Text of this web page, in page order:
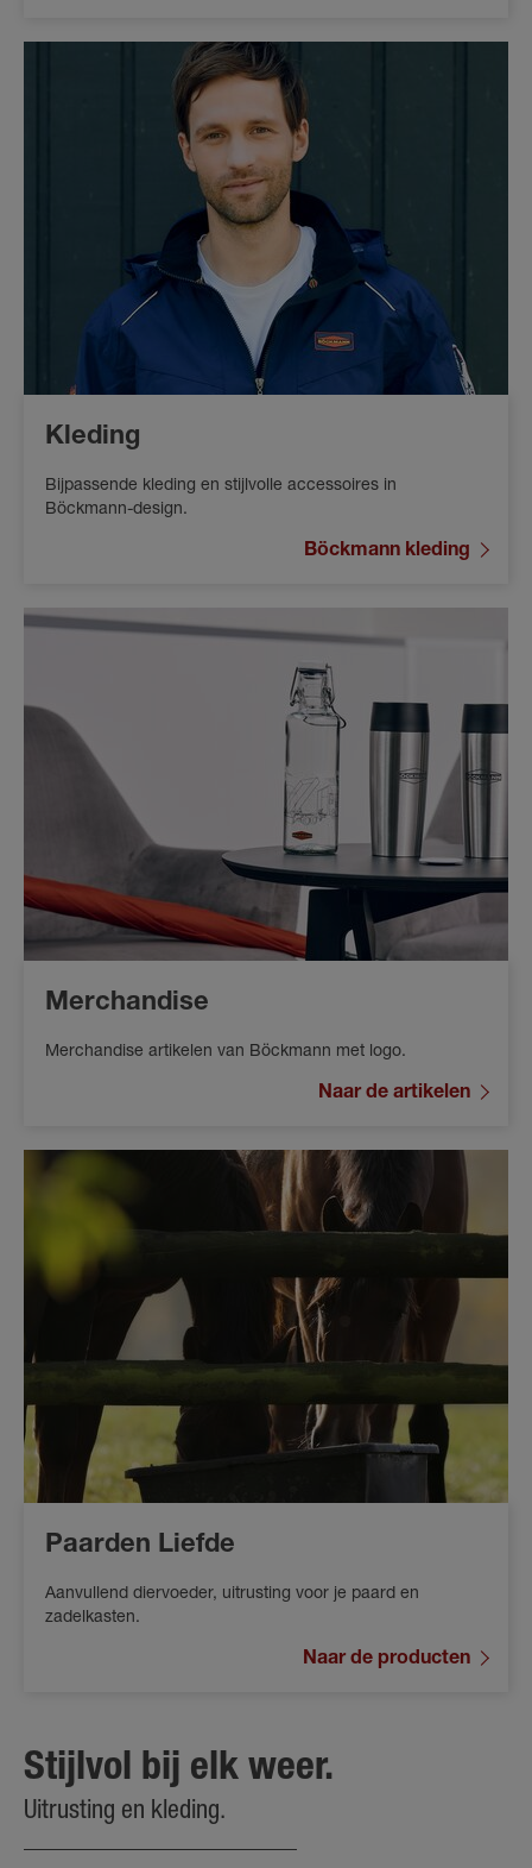
Kleding
Bijpassende kleding en stijlvolle accessoires in
Böckmann-design.
Böckmann kleding
Merchandise
Merchandise artikelen van Böckmann met logo.
Naar de artikelen
Paarden Liefde
Aanvullend diervoeder, uitrusting voor je paard en
zadelkasten.
Naar de producten
Stijlvol bij elk weer.
Uitrusting en kleding.